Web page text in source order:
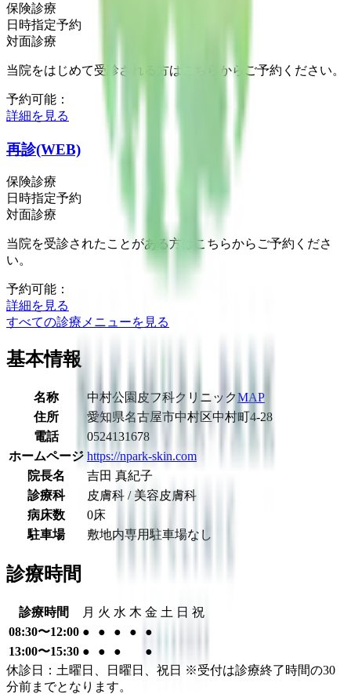
保険診療
日時指定予約
対面診療
当院をはじめて受診される方はこちらからご予約ください。
予約可能：
詳細を見る
再診(WEB)
保険診療
日時指定予約
対面診療
当院を受診されたことがある方はこちらからご予約くださ
い。
予約可能：
詳細を見る
すべての診療メニューを見る
基本情報
名称 中村公園皮フ科クリニックMAP
住所
愛知県名古屋市中村区中村町4-28
電話
0524131678
ホームページ https://npark-skin.com
院長名
吉田 真紀子
診療科
皮膚科 / 美容皮膚科
病床数
0床
駐車場
敷地内専用駐車場なし
診療時間
診療時間 月 火 水 木 金 土 日 祝
08:30〜12:00 ● ● ● ●
●
13:00〜15:30 ● ● ●
●
休診日：土曜日、日曜日、祝日 ※受付は診療終了時間の30
分前までとなります。